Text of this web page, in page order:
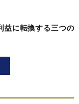
益に転換する三つの